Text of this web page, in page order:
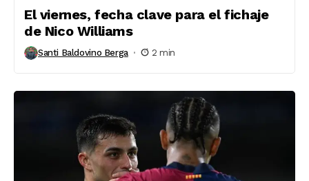
El viernes, fecha clave para el fichaje
de Nico Williams
Santi Baldovino Berga 2 min